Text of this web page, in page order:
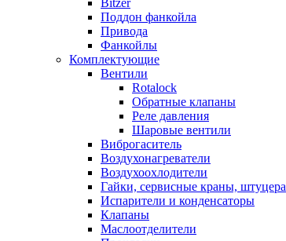
Bitzer
Поддон фанкойла
Привода
Фанкойлы
Комплектующие
Вентили
Rotalock
Обратные клапаны
Реле давления
Шаровые вентили
Виброгаситель
Воздухонагреватели
Воздухоохлодители
Гайки, сервисные краны, штуцера
Испарители и конденсаторы
Клапаны
Маслоотделители